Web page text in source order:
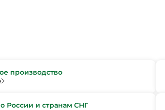
производство
России и странам СНГ